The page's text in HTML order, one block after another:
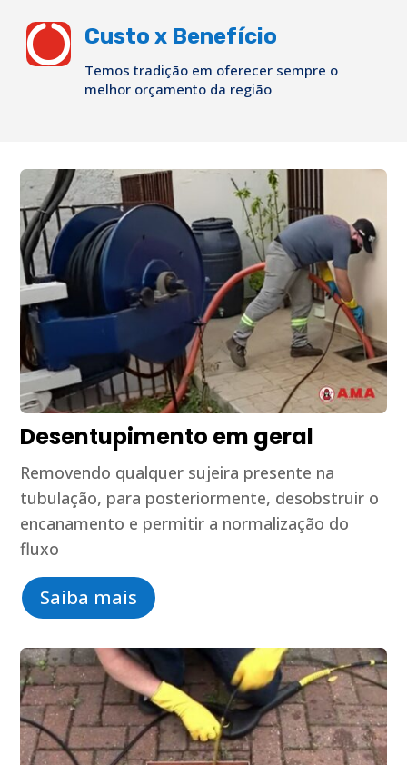
 Custo x Benefício
Temos tradição em oferecer sempre o
melhor orçamento da região
Desentupimento em geral
Removendo qualquer sujeira presente na
tubulação, para posteriormente, desobstruir o
encanamento e permitir a normalização do
fluxo
Saiba mais